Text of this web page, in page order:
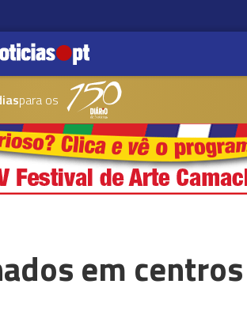
para os
em